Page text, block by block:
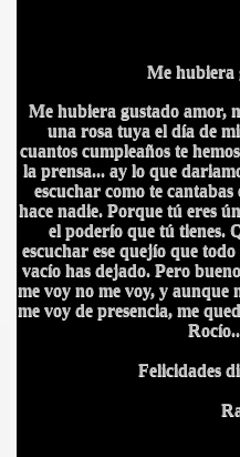
Me hubiera
Me hubiera gustado amor,
una rosa tuya el día de
cuantos cumpleaños te
la prensa... ay lo que
escuchar como te
hace nadie. Porque tú eres
el poderío que tú tienes.
escuchar ese quejío que
vacío has dejado. Pero
me voy no me voy, y aunque
me voy de presencia, me
Felicidades